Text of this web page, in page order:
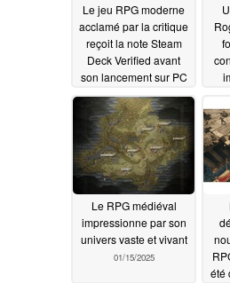
Le jeu RPG moderne
acclamé par la critique
reçoit la note Steam
Deck Verified avant
son lancement sur PC
01/17/2025
Le RPG médiéval
impressionne par son
univers vaste et vivant
01/15/2025
été